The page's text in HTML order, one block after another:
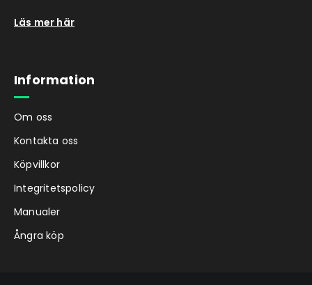
Läs mer här
Information
Om oss
Kontakta oss
Köpvillkor
Integritetspolicy
Manualer
Ångra köp